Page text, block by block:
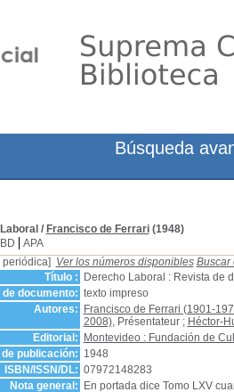
/ Francisco de Ferrari(1948)
APA
periódica] Ver los números disponibles Buscar
Título :
Derecho Laboral : Revista de
de documento: texto impreso
Autores:
Francisco de Ferrari (1901-
2008), Présentateur ; Héctor-
Editorial:
Montevideo : Fundación de
de publicación: 1948
ISBN/ISSN/DL: 07972148283
Nota general:
En portada dice Tomo LXV
Búsqueda